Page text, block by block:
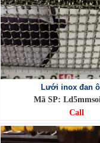
Lưới inox đan
Mã SP:
Call